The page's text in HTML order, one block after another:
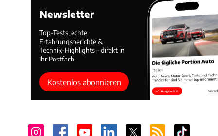
Newsletter
Top-Tests, echte
Erfahrungsberichte &
Technik-Highlights – direkt in
Ihr Postfach.
Kostenlos abonnieren